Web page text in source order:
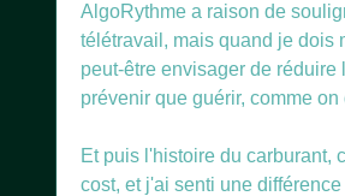
AlgoRythme a raison de
télétravail, mais quand je dois
peut-être envisager de
prévenir que guérir, comme on
Et puis l'histoire du carburant,
cost, et j'ai senti une